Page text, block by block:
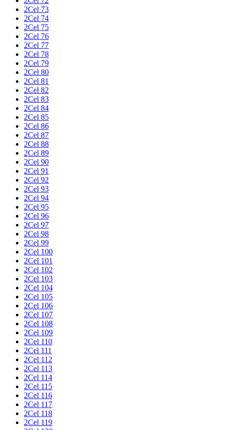
2Cel 73
2Cel 74
2Cel 75
2Cel 76
2Cel 77
2Cel 78
2Cel 79
2Cel 80
2Cel 81
2Cel 82
2Cel 83
2Cel 84
2Cel 85
2Cel 86
2Cel 87
2Cel 88
2Cel 89
2Cel 90
2Cel 91
2Cel 92
2Cel 93
2Cel 94
2Cel 95
2Cel 96
2Cel 97
2Cel 98
2Cel 99
2Cel 100
2Cel 101
2Cel 102
2Cel 103
2Cel 104
2Cel 105
2Cel 106
2Cel 107
2Cel 108
2Cel 109
2Cel 110
2Cel 111
2Cel 112
2Cel 113
2Cel 114
2Cel 115
2Cel 116
2Cel 117
2Cel 118
2Cel 119